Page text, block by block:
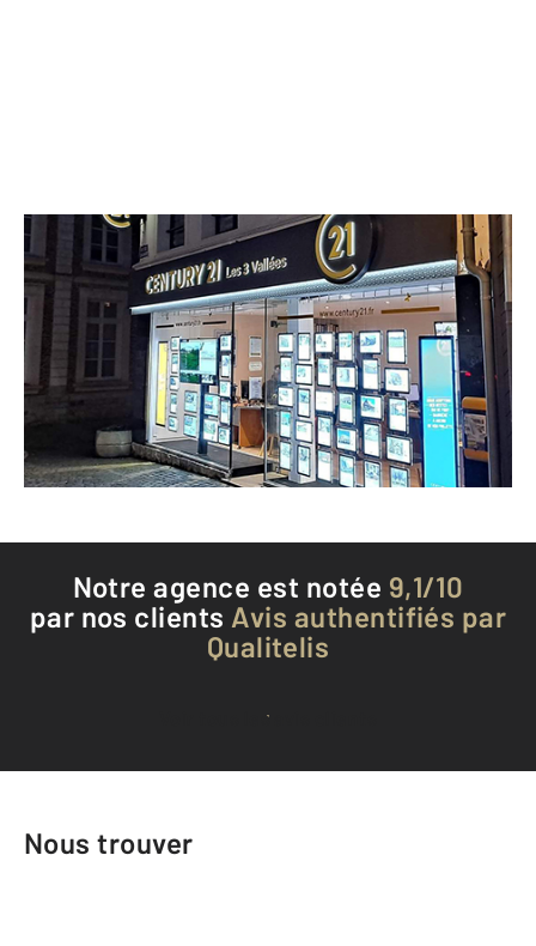
CENTURY 21 Les 3 Vallées
1 rue des Cordonniers
MONTREUIL SUR MER - 62170
Envoyer un message
Téléphoner à l'agence
Notre agence est notée 9,1/10
par nos clients Avis authentifiés par
Qualitelis
Voir tous les avis clients
Nous trouver